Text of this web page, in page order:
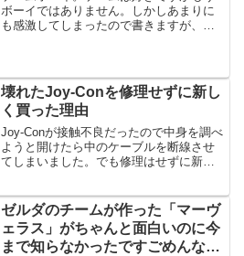
ボーイではありません。しかしあまりに
も感激してしまったので書きますが、ゲ
しました。構内に響き渡る...
壊れたJoy-Conを修理せずに新し
く買った理由
Joy-Conが接触不良だったので中身を調べ
ようと開けたら中のケーブルを断線させ
てしまいました。でも修理はせずに新し
ゼルダのチームが作った「マーヴ
ェラス」がちゃんと面白いのに今
まで知らなかったですごめんなさ